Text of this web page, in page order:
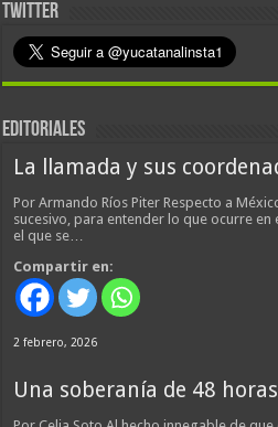
TWITTER
EDITORIALES
La llamada y sus
Por Armando Ríos Piter Respecto a
sucesivo, para entender lo que ocurre en
el que se…
Compartir en:
2 febrero, 2026
Una soberanía de 48 horas